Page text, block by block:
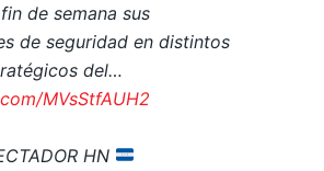
de semana sus
de seguridad en distintos
del…
MVsStfAUH2
HN